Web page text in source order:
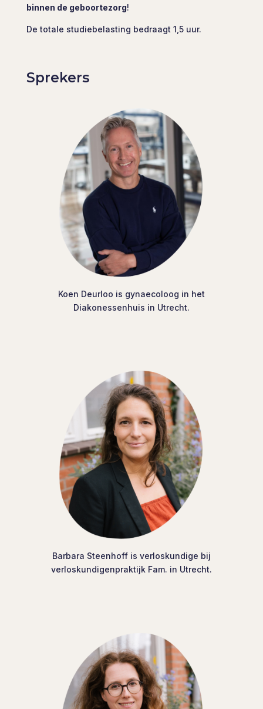
binnen de geboortezorg!
De totale studiebelasting bedraagt 1,5 uur.
Sprekers
Koen Deurloo is gynaecoloog in het
Diakonessenhuis in Utrecht.
Barbara Steenhoff is verloskundige bij
verloskundigenpraktijk Fam. in Utrecht.